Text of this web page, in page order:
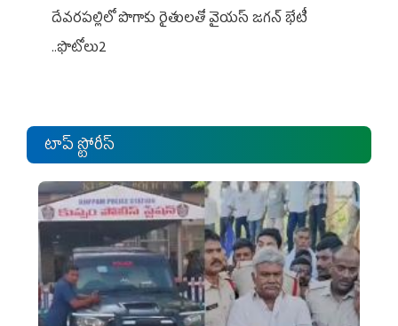
దేవరపల్లిలో పొగాకు రైతులతో వైయస్ జగన్ భేటీ
..ఫొటోలు2
టాప్ స్టోరీస్